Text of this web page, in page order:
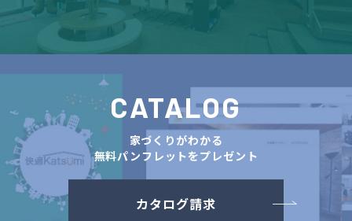
CATALOG
家づくりがわかる
無料パンフレットをプレゼント
カタログ請求